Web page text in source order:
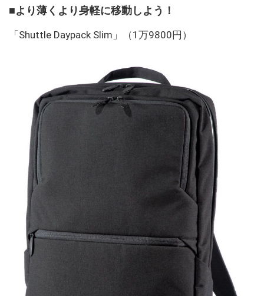
■より薄くより身軽に移動しよう！
「Shuttle Daypack Slim」（1万9800円）